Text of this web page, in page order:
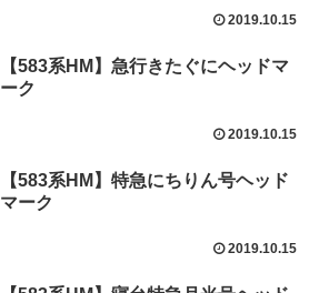
2019.10.15
【583系HM】急行きたぐにヘッドマ
ーク
2019.10.15
【583系HM】特急にちりん号ヘッド
マーク
2019.10.15